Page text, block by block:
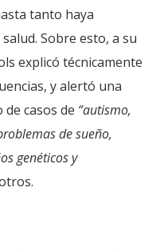
tanto haya
Sobre esto, a su
explicó técnicamente
y alertó una
casos de “autismo,
de sueño,
genéticos y